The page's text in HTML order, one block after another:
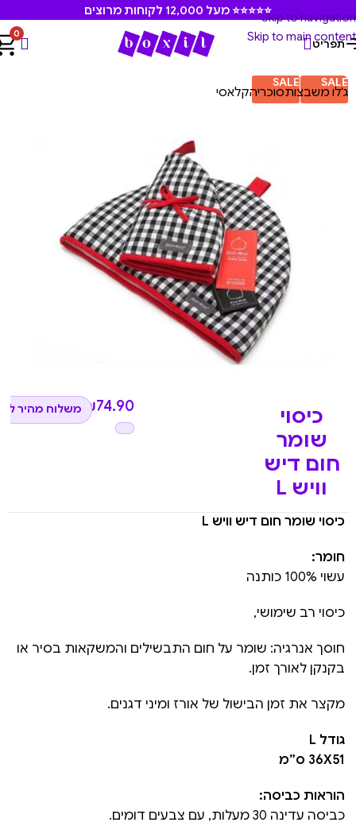
Skip to navigation
Skip to main content
⭐⭐⭐⭐⭐ מעל 12,000 לקוחות מרוצים
תפריט
0
עמוד הבית מוצרים משלימים/דישוייש המקורי
ג'לו משבצותסוכריהקלאסי
SALE
SALE
כיסוי
שומר
חום דיש
וויש L
₪74.90 משלוח מהיר
כיסוי שומר חום דיש וויש L
חומר:
עשוי 100% כותנה
כיסוי רב שימושי,
חוסך אנרגיה: שומר על חום התבשילים והמשקאות בסיר או
בקנקן לאורך זמן.
מקצר את זמן הבישול של אורז ומיני דגנים.
גודל L
36X51 ס”מ
הוראות כביסה:
כביסה עדינה 30 מעלות, עם צבעים דומים.